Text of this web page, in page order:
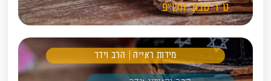
ט"ו טבת תש"פ
מידות ראי"ה | הרב וידר